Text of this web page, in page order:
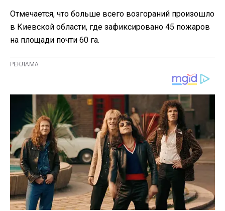
Отмечается, что больше всего возгораний произошло
в Киевской области, где зафиксировано 45 пожаров
на площади почти 60 га.